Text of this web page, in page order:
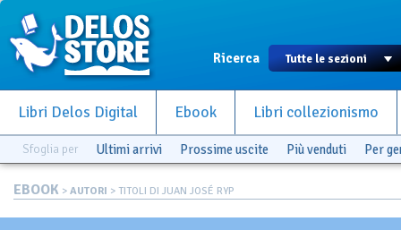
Ricerca
Libri Delos Digital Ebook Libri collezionismo
Sfoglia per Ultimi arrivi Prossime uscite Più venduti Per
EBOOK > AUTORI > TITOLI DI JUAN JOSÉ RYP